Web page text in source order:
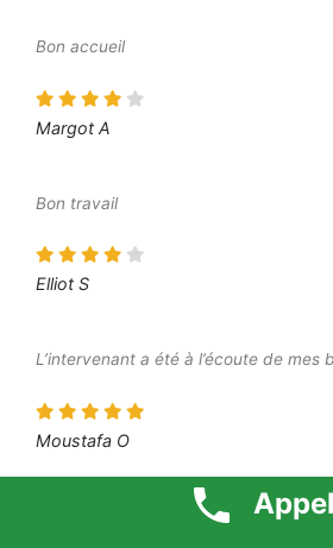
Bon accueil
Margot A
Bon travail
Elliot S
L’intervenant a été à l’écoute de mes
Moustafa O
Je suis très content du résultat final